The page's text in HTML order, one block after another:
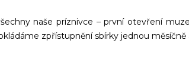
naše príznivce – první otevření
zpřístupnění sbírky jednou měsíčně